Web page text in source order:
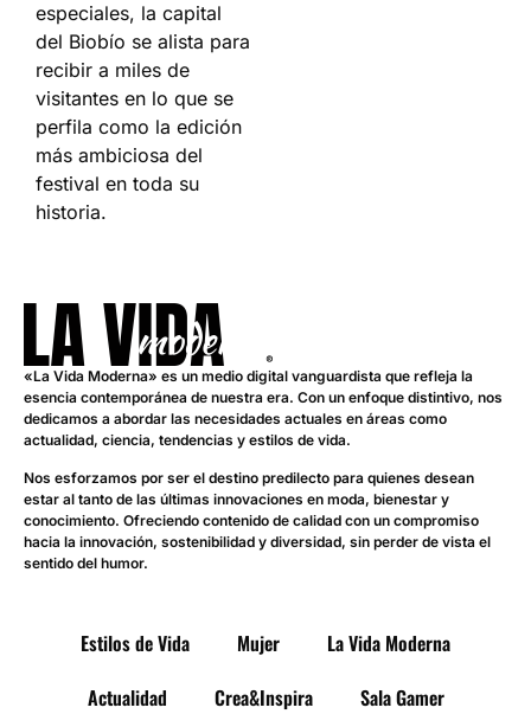
especiales, la capital
del Biobío se alista para
recibir a miles de
visitantes en lo que se
perfila como la edición
más ambiciosa del
festival en toda su
historia.
«La Vida Moderna» es un medio digital vanguardista que refleja la
esencia contemporánea de nuestra era. Con un enfoque distintivo, nos
dedicamos a abordar las necesidades actuales en áreas como
actualidad, ciencia, tendencias y estilos de vida.
Nos esforzamos por ser el destino predilecto para quienes desean
estar al tanto de las últimas innovaciones en moda, bienestar y
conocimiento. Ofreciendo contenido de calidad con un compromiso
hacia la innovación, sostenibilidad y diversidad, sin perder de vista el
sentido del humor.
Estilos de Vida Mujer
La Vida Moderna
Actualidad
Crea&Inspira
Sala Gamer